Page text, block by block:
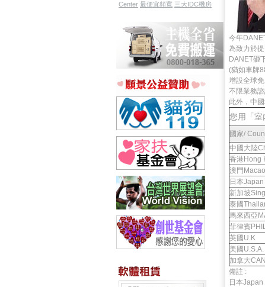
Center 最便宜頻寬 三大IDC機房
今年
為致力於
DANET砸
(猶如車牌
增設全球
不限業務
此外，中
您用「室
國家/
中國大陸
香港Hong
澳門Macao
日本Japan
新加坡
泰國
馬來西亞
菲律賓
英國U.K
美國U.S.A.
加拿大
備註 :
日本